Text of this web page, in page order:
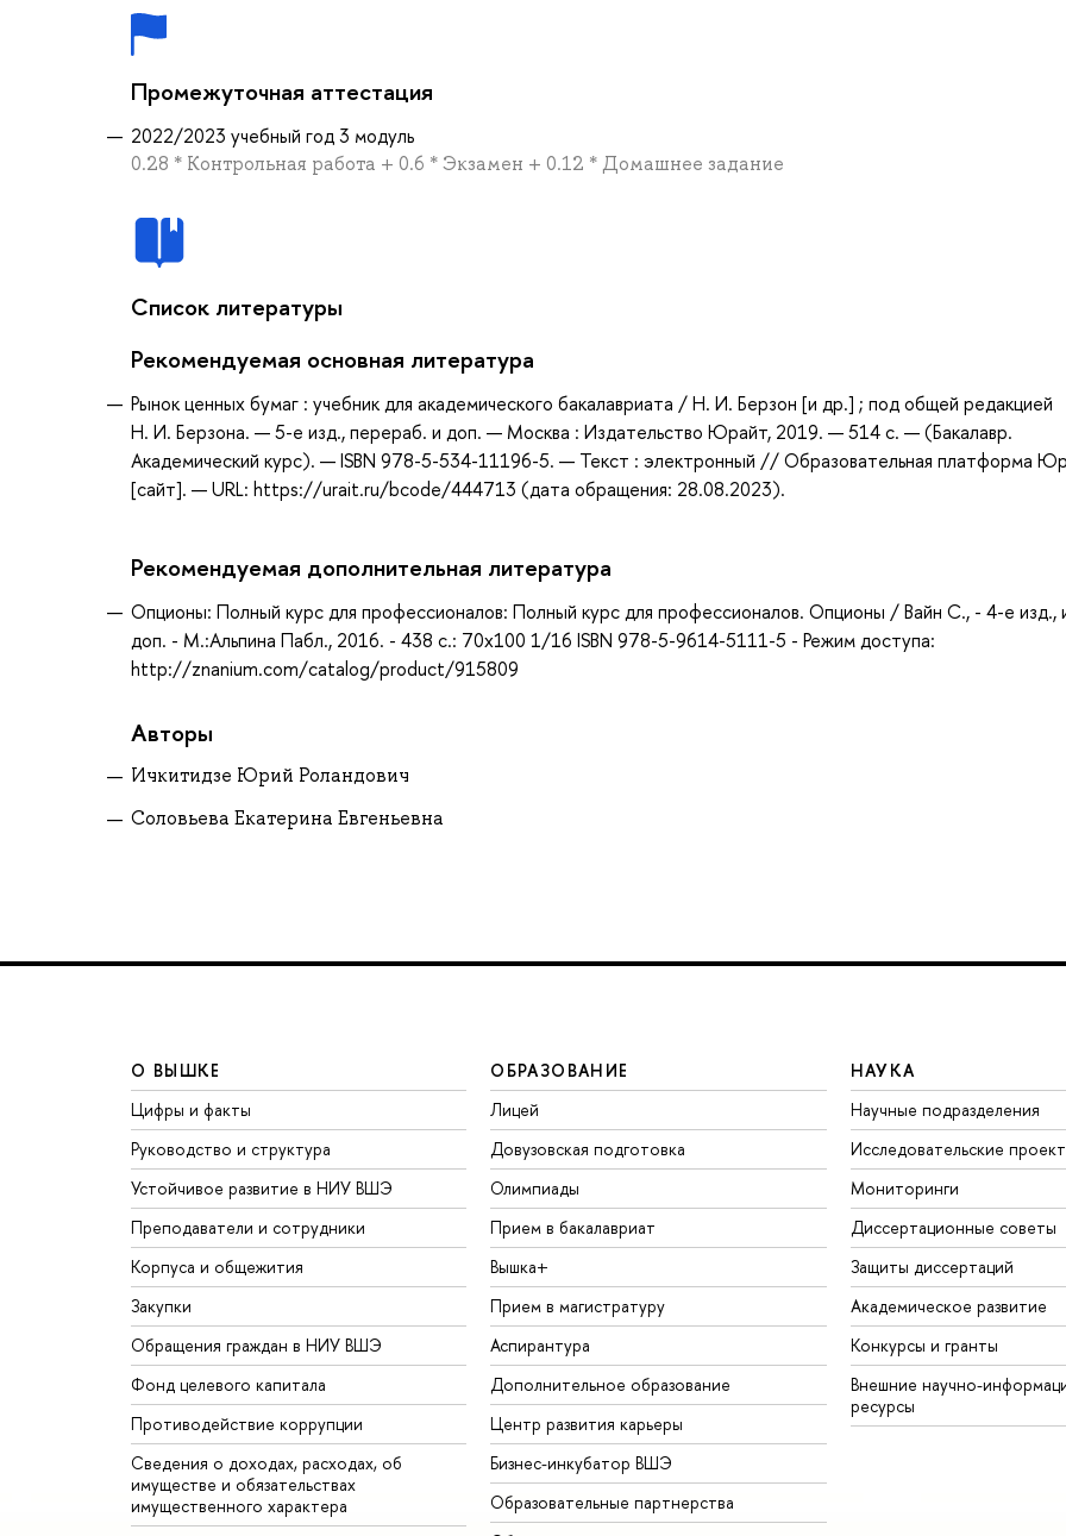
Промежуточная аттестация
2022/2023 учебный год 3 модуль
0.28 * Контрольная работа + 0.6 * Экзамен + 0.12 * Домашнее задание
Список литературы
Рекомендуемая основная литература
Рынок ценных бумаг : учебник для академического бакалавриата / Н. И. Берзон [и др.] ; под общей редакцией
Н. И. Берзона. — 5-е изд., перераб. и доп. — Москва : Издательство Юрайт, 2019. — 514 с. — (Бакалавр.
Академический курс). — ISBN 978-5-534-11196-5. — Текст : электронный // Образовательная платформа
[сайт]. — URL: https://urait.ru/bcode/444713 (дата обращения: 28.08.2023).
Рекомендуемая дополнительная литература
Опционы: Полный курс для профессионалов: Полный курс для профессионалов. Опционы / Вайн С., - 4-е изд.,
доп. - М.:Альпина Пабл., 2016. - 438 с.: 70x100 1/16 ISBN 978-5-9614-5111-5 - Режим доступа:
http://znanium.com/catalog/product/915809
Авторы
Ичкитидзе Юрий Роландович
Соловьева Екатерина Евгеньевна
О ВЫШКЕ
Цифры и факты
Руководство и структура
Устойчивое развитие в НИУ ВШЭ
Преподаватели и сотрудники
Корпуса и общежития
Закупки
Обращения граждан в НИУ ВШЭ
Фонд целевого капитала
Противодействие коррупции
Сведения о доходах, расходах, об
имуществе и обязательствах
имущественного характера
ОБРАЗОВАНИЕ
Лицей
Довузовская подготовка
Олимпиады
Прием в бакалавриат
Вышка+
Прием в магистратуру
Аспирантура
Дополнительное образование
Центр развития карьеры
Бизнес-инкубатор ВШЭ
Образовательные партнерства
НАУКА
Научные подразделения
Исследовательские
Мониторинги
Диссертационные советы
Защиты диссертаций
Академическое развитие
Конкурсы и гранты
Внешние научно-
ресурсы